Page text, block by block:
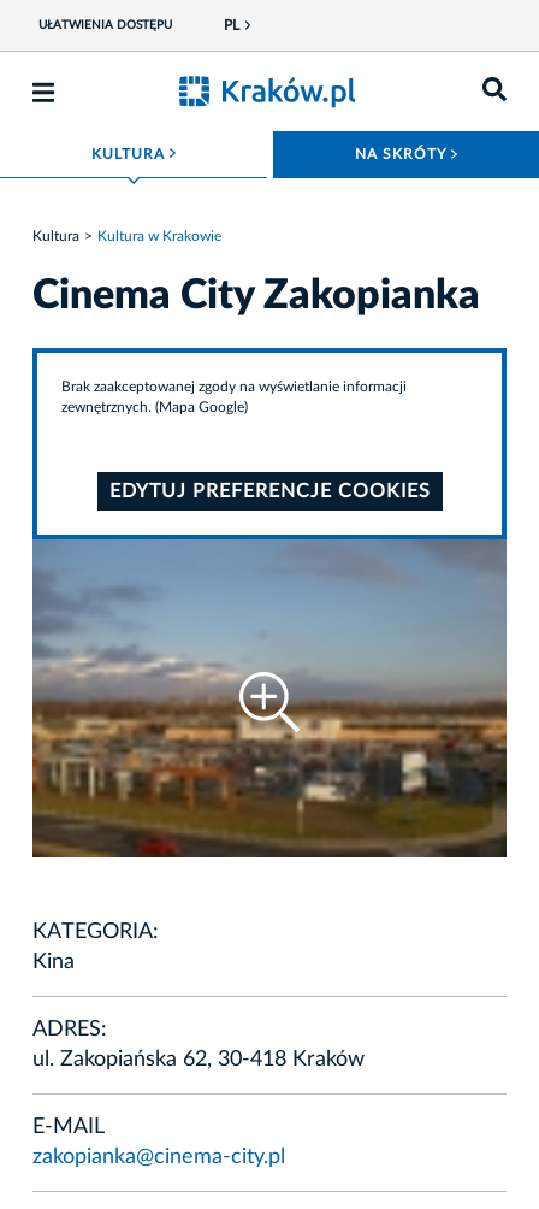
UŁATWIENIA DOSTĘPU PL
KULTURA ROZWIŃ MENU NA SKRÓTY
Kultura Kultura w Krakowie
Cinema City Zakopianka
Brak zaakceptowanej zgody na wyświetlanie informacji
zewnętrznych. (Mapa Google)
EDYTUJ PREFERENCJE COOKIES
KATEGORIA:
Kina
ADRES:
ul. Zakopiańska 62, 30-418 Kraków
E-MAIL
zakopianka@cinema-city.pl